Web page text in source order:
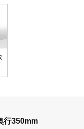
行350mm